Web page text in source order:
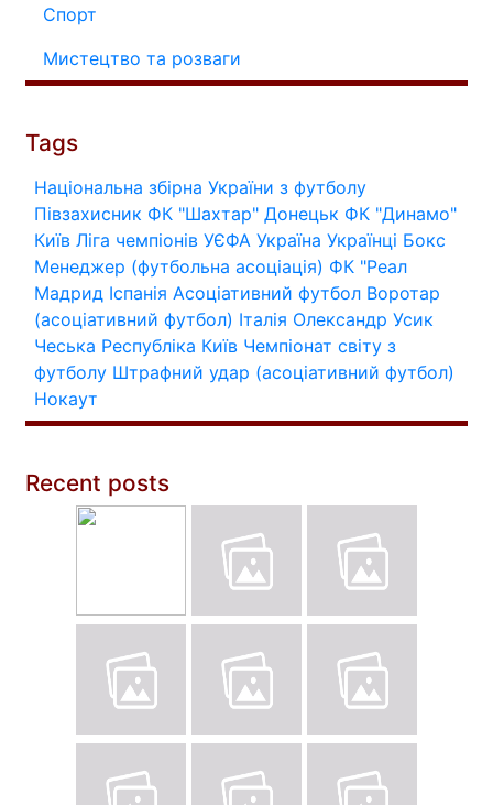
Спорт
Мистецтво та розваги
Tags
Національна збірна України з футболу
Півзахисник ФК "Шахтар" Донецьк ФК "Динамо"
Київ Ліга чемпіонів УЄФА Україна Українці Бокс
Менеджер (футбольна асоціація) ФК "Реал
Мадрид Іспанія Асоціативний футбол Воротар
(асоціативний футбол) Італія Олександр Усик
Чеська Республіка Київ Чемпіонат світу з
футболу Штрафний удар (асоціативний футбол)
Нокаут
Recent posts